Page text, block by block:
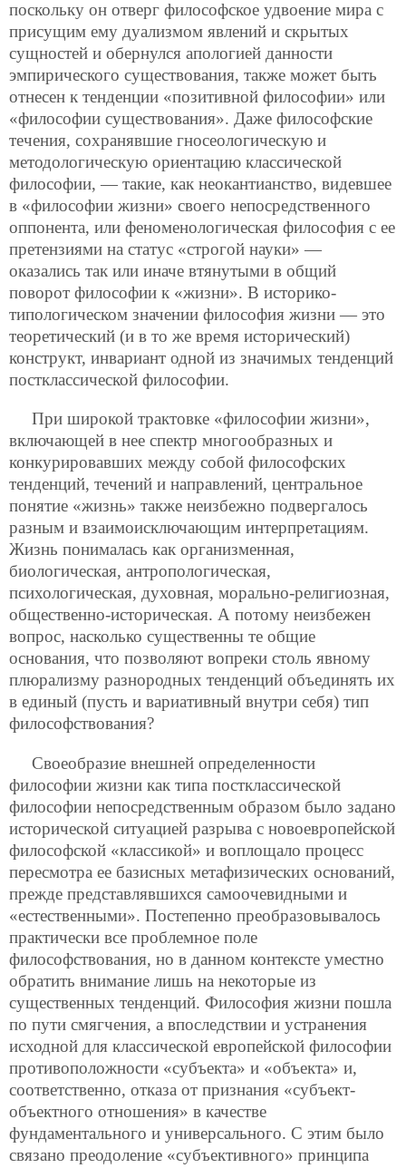
поскольку он отверг философское удвоение мира с
присущим ему дуализмом явлений и скрытых
сущностей и обернулся апологией данности
эмпирического существования, также может быть
отнесен к тенденции «позитивной философии» или
«философии существования». Даже философские
течения, сохранявшие гносеологическую и
методологическую ориентацию классической
философии, — такие, как неокантианство, видевшее
в «философии жизни» своего непосредственного
оппонента, или феноменологическая философия с ее
претензиями на статус «строгой науки» —
оказались так или иначе втянутыми в общий
поворот философии к «жизни». В историко-
типологическом значении философия жизни — это
теоретический (и в то же время исторический)
конструкт, инвариант одной из значимых тенденций
постклассической философии.
При широкой трактовке «философии жизни»,
включающей в нее спектр многообразных и
конкурировавших между собой философских
тенденций, течений и направлений, центральное
понятие «жизнь» также неизбежно подвергалось
разным и взаимоисключающим интерпретациям.
Жизнь понималась как организменная,
биологическая, антропологическая,
психологическая, духовная, морально-религиозная,
общественно-историческая. А потому неизбежен
вопрос, насколько существенны те общие
основания, что позволяют вопреки столь явному
плюрализму разнородных тенденций объединять их
в единый (пусть и вариативный внутри себя) тип
философствования?
Своеобразие внешней определенности
философии жизни как типа постклассической
философии непосредственным образом было задано
исторической ситуацией разрыва с новоевропейской
философской «классикой» и воплощало процесс
пересмотра ее базисных метафизических оснований,
прежде представлявшихся самоочевидными и
«естественными». Постепенно преобразовывалось
практически все проблемное поле
философствования, но в данном контексте уместно
обратить внимание лишь на некоторые из
существенных тенденций. Философия жизни пошла
по пути смягчения, а впоследствии и устранения
исходной для классической европейской философии
противоположности «субъекта» и «объекта» и,
соответственно, отказа от признания «субъект-
объектного отношения» в качестве
фундаментального и универсального. С этим было
связано преодоление «субъективного» принципа